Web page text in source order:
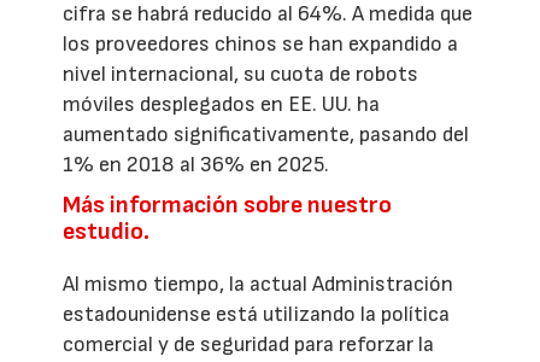
cifra se habrá reducido al 64%. A medida que
los proveedores chinos se han expandido a
nivel internacional, su cuota de robots
móviles desplegados en EE. UU. ha
aumentado significativamente, pasando del
1% en 2018 al 36% en 2025.
Más información sobre nuestro
estudio.
Al mismo tiempo, la actual Administración
estadounidense está utilizando la política
comercial y de seguridad para reforzar la